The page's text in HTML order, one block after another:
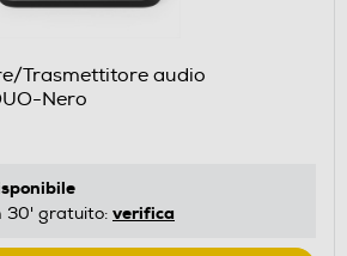
Trasmettitore audio
Nero
30' gratuito: verifica